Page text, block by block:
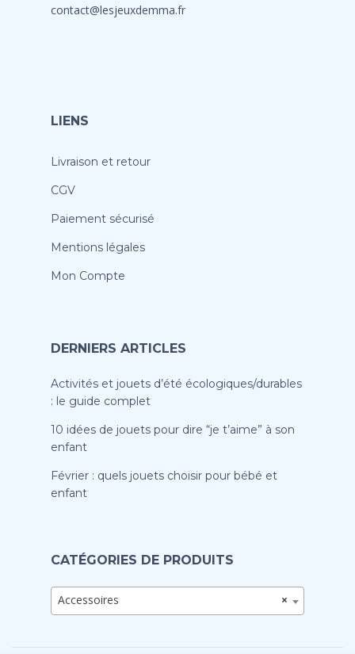
contact@lesjeuxdemma.fr
LIENS
Livraison et retour
CGV
Paiement sécurisé
Mentions légales
Mon Compte
DERNIERS ARTICLES
Activités et jouets d’été écologiques/durables
: le guide complet
10 idées de jouets pour dire “je t’aime” à son
enfant
Février : quels jouets choisir pour bébé et
enfant
CATÉGORIES DE PRODUITS
×
Accessoires